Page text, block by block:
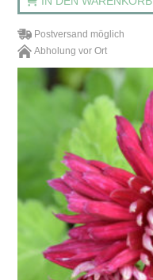
Postversand möglich
Abholung vor Ort